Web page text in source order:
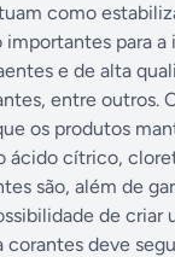
como
importantes para
e de alta
entre outros.
os produtos
ácido cítrico,
são, além de
de criar
deve